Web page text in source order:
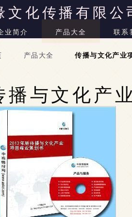
文化传播有限公
业简介 产品大全 联系
产品大全 传播与文化产业
播与文化产